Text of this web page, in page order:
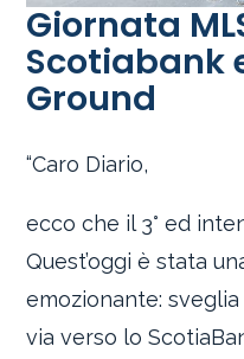
Giornata
Scotiabank
Ground
“Caro Diario,
ecco che il 3° ed
Quest’oggi è stata
emozionante:
via verso lo